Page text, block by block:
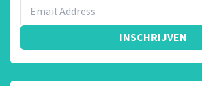
INSCHRIJVEN